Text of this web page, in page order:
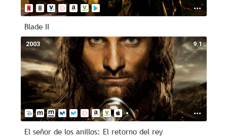
Blade II
9.1
2003
El señor de los anillos: El retorno del rey